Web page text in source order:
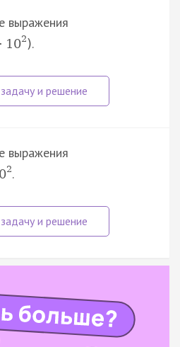
выражения
· 102).
выражения
2.